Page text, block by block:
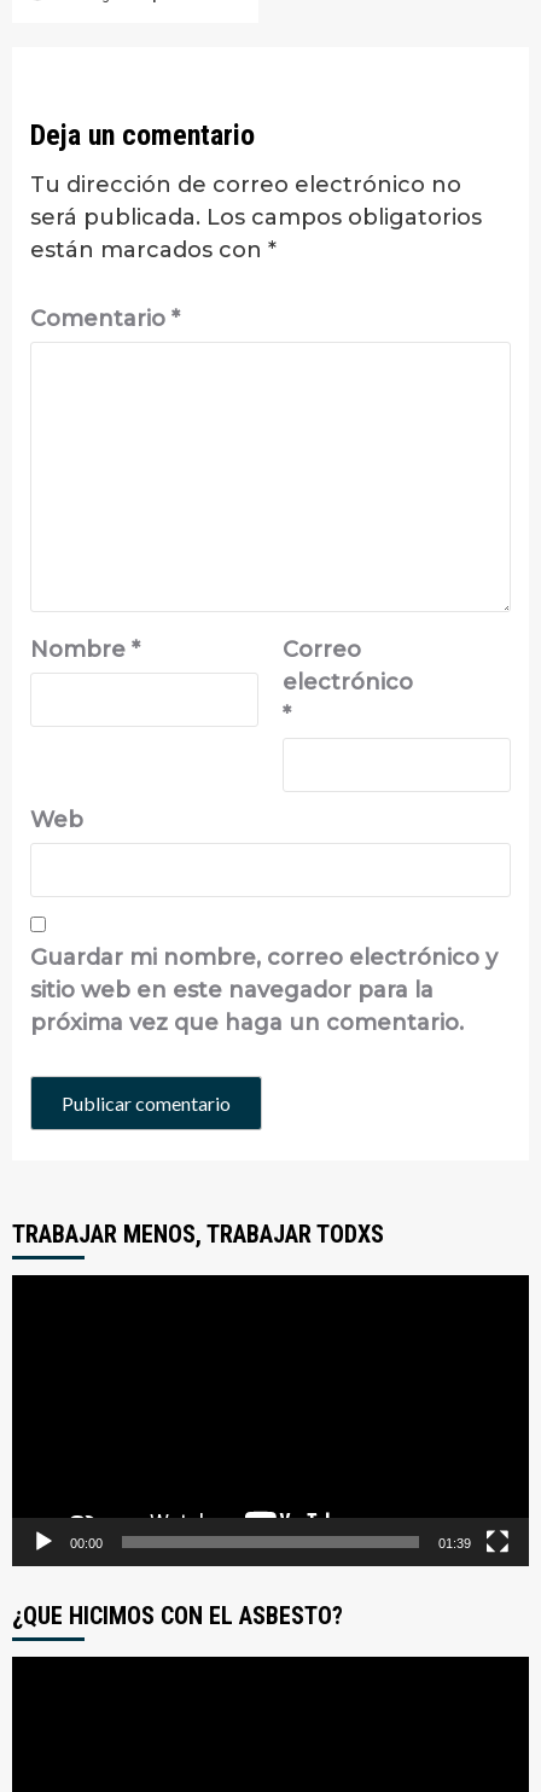
Deja un comentario
Tu dirección de correo electrónico no
será publicada. Los campos obligatorios
están marcados con *
Comentario *
Nombre *
Correo
electrónico
*
Web
Guardar mi nombre, correo electrónico y
sitio web en este navegador para la
próxima vez que haga un comentario.
TRABAJAR MENOS, TRABAJAR TODXS
00:00 01:39
¿QUE HICIMOS CON EL ASBESTO?